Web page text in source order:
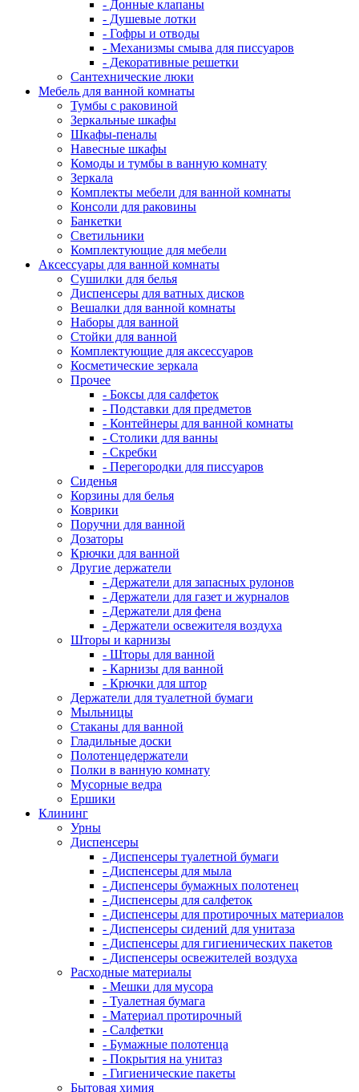
- Донные клапаны
- Душевые лотки
- Гофры и отводы
- Механизмы смыва для писсуаров
- Декоративные решетки
Сантехнические люки
Мебель для ванной комнаты
Тумбы с раковиной
Зеркальные шкафы
Шкафы-пеналы
Навесные шкафы
Комоды и тумбы в ванную комнату
Зеркала
Комплекты мебели для ванной комнаты
Консоли для раковины
Банкетки
Светильники
Комплектующие для мебели
Аксессуары для ванной комнаты
Сушилки для белья
Диспенсеры для ватных дисков
Вешалки для ванной комнаты
Наборы для ванной
Стойки для ванной
Комплектующие для аксессуаров
Косметические зеркала
Прочее
- Боксы для салфеток
- Подставки для предметов
- Контейнеры для ванной комнаты
- Столики для ванны
- Скребки
- Перегородки для писсуаров
Сиденья
Корзины для белья
Коврики
Поручни для ванной
Дозаторы
Крючки для ванной
Другие держатели
- Держатели для запасных рулонов
- Держатели для газет и журналов
- Держатели для фена
- Держатели освежителя воздуха
Шторы и карнизы
- Шторы для ванной
- Карнизы для ванной
- Крючки для штор
Держатели для туалетной бумаги
Мыльницы
Стаканы для ванной
Гладильные доски
Полотенцедержатели
Полки в ванную комнату
Мусорные ведра
Ершики
Клининг
Урны
Диспенсеры
- Диспенсеры туалетной бумаги
- Диспенсеры для мыла
- Диспенсеры бумажных полотенец
- Диспенсеры для салфеток
- Диспенсеры для протирочных материалов
- Диспенсеры сидений для унитаза
- Диспенсеры для гигиенических пакетов
- Диспенсеры освежителей воздуха
Расходные материалы
- Мешки для мусора
- Туалетная бумага
- Материал протирочный
- Салфетки
- Бумажные полотенца
- Покрытия на унитаз
- Гигиенические пакеты
Бытовая химия